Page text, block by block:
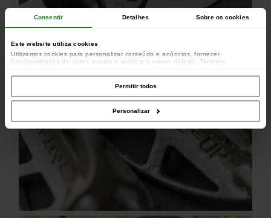
Consentir Detalhes Sobre os cookies
Este website utiliza cookies
Utilizamos cookies para personalizar conteúdo e anúncios, fornecer
funcionalidades de redes sociais e analisar o nosso tráfego. Também
parceiros de redes sociais, de publicidade e de análise, que as podem combinar
com outras informações que lhes forneceu ou recolhidas por estes a partir da
sua utilização dos respetivos serviços.
Permitir todos
Personalizar